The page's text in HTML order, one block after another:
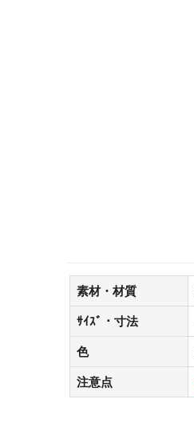
素材・材質
ｻｲｽﾞ・寸法
色
注意点